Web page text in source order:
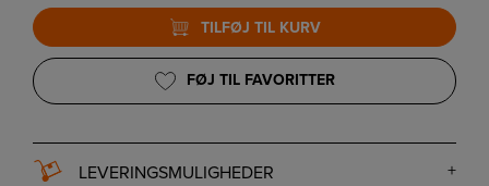
TILFØJ TIL KURV
FØJ TIL FAVORITTER
LEVERINGSMULIGHEDER